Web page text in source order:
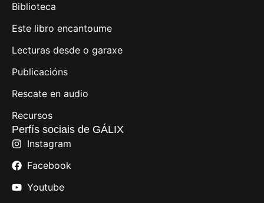
Biblioteca
Este libro encantoume
Lecturas desde o garaxe
Publicacións
Rescate en audio
Recursos
Perfís sociais de GÁLIX
Instagram
Facebook
Youtube